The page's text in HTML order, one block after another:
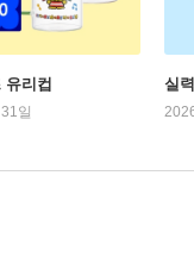
리컵
일
실